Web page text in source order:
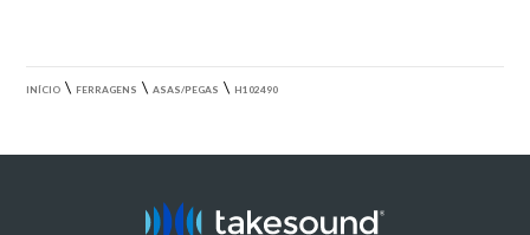
INÍCIO \ FERRAGENS \ ASAS/PEGAS \ H102490